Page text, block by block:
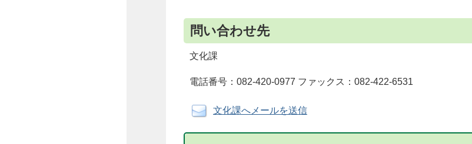
問い合わせ先
文化課
電話番号：082-420-0977 ファックス：082-422-6531
文化課へメールを送信